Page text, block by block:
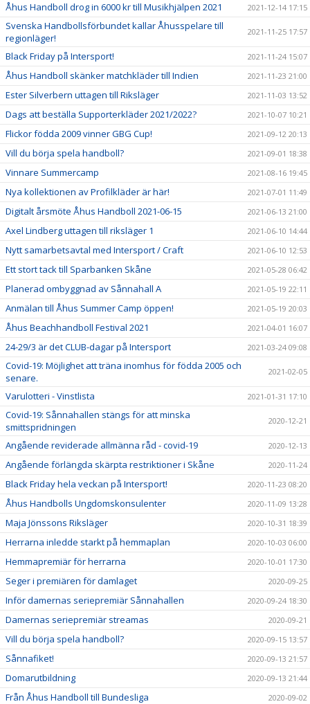
Åhus Handboll drog in 6000 kr till Musikhjälpen 2021 2021-12-14 17:15
Svenska Handbollsförbundet kallar Åhusspelare till
regionläger!
2021-11-25 17:57
Black Friday på Intersport! 2021-11-24 15:07
Åhus Handboll skänker matchkläder till Indien 2021-11-23 21:00
Ester Silverbern uttagen till Riksläger 2021-11-03 13:52
Dags att beställa Supporterkläder 2021/2022? 2021-10-07 10:21
Flickor födda 2009 vinner GBG Cup! 2021-09-12 20:13
Vill du börja spela handboll? 2021-09-01 18:38
Vinnare Summercamp 2021-08-16 19:45
Nya kollektionen av Profilkläder är här! 2021-07-01 11:49
Digitalt årsmöte Åhus Handboll 2021-06-15 2021-06-13 21:00
Axel Lindberg uttagen till riksläger 1 2021-06-10 14:44
Nytt samarbetsavtal med Intersport / Craft 2021-06-10 12:53
Ett stort tack till Sparbanken Skåne 2021-05-28 06:42
Planerad ombyggnad av Sånnahall A 2021-05-19 22:11
Anmälan till Åhus Summer Camp öppen! 2021-05-19 20:03
Åhus Beachhandboll Festival 2021 2021-04-01 16:07
24-29/3 är det CLUB-dagar på Intersport 2021-03-24 09:08
Covid-19: Möjlighet att träna inomhus för födda 2005 och
senare.
2021-02-05
Varulotteri - Vinstlista 2021-01-31 17:10
Covid-19: Sånnahallen stängs för att minska
smittspridningen
2020-12-21
Angående reviderade allmänna råd - covid-19 2020-12-13
Angående förlängda skärpta restriktioner i Skåne 2020-11-24
Black Friday hela veckan på Intersport! 2020-11-23 08:20
Åhus Handbolls Ungdomskonsulenter 2020-11-09 13:28
Maja Jönssons Riksläger 2020-10-31 18:39
Herrarna inledde starkt på hemmaplan 2020-10-03 06:00
Hemmapremiär för herrarna 2020-10-01 17:30
Seger i premiären för damlaget 2020-09-25
Inför damernas seriepremiär Sånnahallen 2020-09-24 18:30
Damernas seriepremiär streamas 2020-09-21
Vill du börja spela handboll? 2020-09-15 13:57
Sånnafiket! 2020-09-13 21:57
Domarutbildning 2020-09-13 21:44
Från Åhus Handboll till Bundesliga 2020-09-02